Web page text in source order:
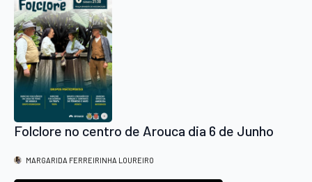
Folclore no centro de Arouca dia 6 de Junho
MARGARIDA FERREIRINHA LOUREIRO